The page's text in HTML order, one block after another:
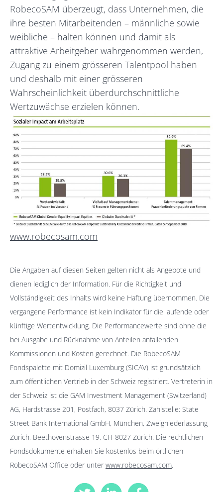
RobecoSAM überzeugt, dass Unternehmen, die
ihre besten Mitarbeitenden – männliche sowie
weibliche – halten können und damit als
attraktive Arbeitgeber wahrgenommen werden,
Zugang zu einem grösseren Talentpool haben
und deshalb mit einer grösseren
Wahrscheinlichkeit überdurchschnittliche
Wertzuwächse erzielen können.
www.robecosam.com
Die Angaben auf diesen Seiten gelten nicht als Angebote und
dienen lediglich der Information. Für die Richtigkeit und
Vollständigkeit des Inhalts wird keine Haftung übernommen. Die
vergangene Performance ist kein Indikator für die laufende oder
künftige Wertentwicklung. Die Performancewerte sind ohne die
bei Ausgabe und Rücknahme von Anteilen anfallenden
Kommissionen und Kosten gerechnet. Die RobecoSAM
Fondspalette mit Domizil Luxemburg (SICAV) ist grundsätzlich
zum öffentlichen Vertrieb in der Schweiz registriert. Vertreterin in
der Schweiz ist die GAM Investment Management (Switzerland)
AG, Hardstrasse 201, Postfach, 8037 Zürich. Zahlstelle: State
Street Bank International GmbH, München, Zweigniederlassung
Zürich, Beethovenstrasse 19, CH-8027 Zürich. Die rechtlichen
Fondsdokumente erhalten Sie kostenlos beim örtlichen
RobecoSAM Office oder unterwww.robecosam.com.